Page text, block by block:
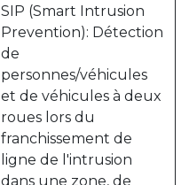
SIP (Smart Intrusion
Prevention): Détection
de
personnes/véhicules
et de véhicules à deux
roues lors du
franchissement de
ligne de l'intrusion
dans une zone, de